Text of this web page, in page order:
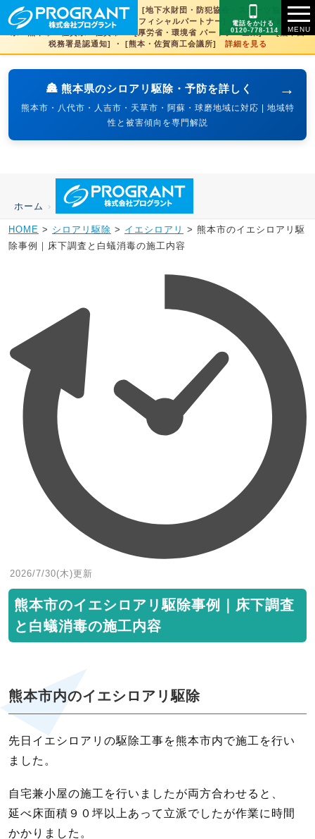
[文化財虫菌害研究所 賛助会員] ・ [地下水財団・防犯協会・スポーツ協会×3県
賛助] ・ [火の国サラマンダーズオフィシャルパートナー] ・ [SDGs登録] 熊本
県・熊本市・佐賀県・佐賀市 ・ [厚労省・環境省 パートナー企業] ・ [熊本西
税務署是認通知] ・ [熊本・佐賀商工会議所] 詳細を見る
→
🏯 熊本県のシロアリ駆除・予防を詳しく
熊本市・八代市・人吉市・天草市・阿蘇・球磨地域に対応 | 地域特
性と被害傾向を専門解説
電話をかける
0120-778-114
ホーム ›
HOME > シロアリ駆除 > イエシロアリ > 熊本市のイエシロアリ駆
除事例｜床下調査と白蟻消毒の施工内容
2026/7/30(木)更新
熊本市のイエシロアリ駆除事例｜床下調査
と白蟻消毒の施工内容
熊本市内のイエシロアリ駆除
先日イエシロアリの駆除工事を熊本市内で施工を行い
ました。
自宅兼小屋の施工を行いましたが両方合わせると、
延べ床面積９０坪以上あって立派でしたが作業に時間
かかりました。